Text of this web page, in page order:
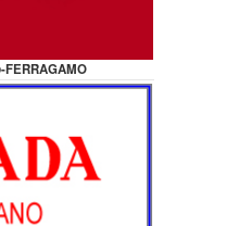
סלווטורה פרגמו-FERRAGAMO